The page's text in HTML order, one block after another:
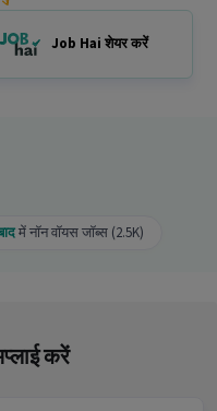
चाहिए?
Job Hai शेयर करें
में नॉन वॉयस जॉब्स (2.5K)
करें